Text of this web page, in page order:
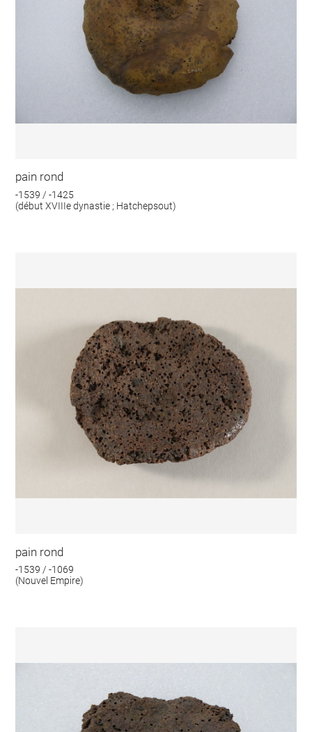
pain rond
-1539 / -1425
(début XVIIIe dynastie ; Hatchepsout)
pain rond
-1539 / -1069
(Nouvel Empire)